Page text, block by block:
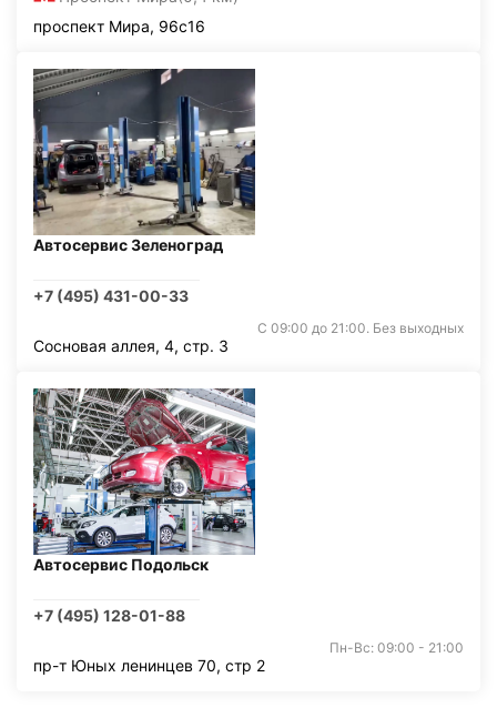
проспект Мира, 96с16
Автосервис Зеленоград
+7 (495) 431-00-33
С 09:00 до 21:00. Без выходных
Сосновая аллея, 4, стр. 3
Автосервис Подольск
+7 (495) 128-01-88
Пн-Вс: 09:00 - 21:00
пр-т Юных ленинцев 70, стр 2